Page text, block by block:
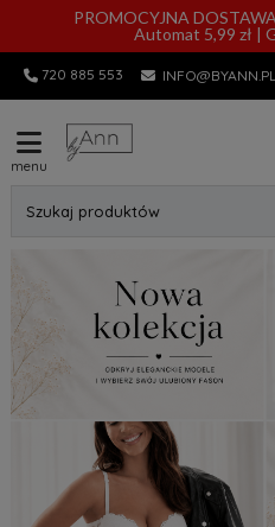
PROMOCYJNA
Automat 5,99 zł |
720 885 553 INFO@BYANN.PL
menu
Szukaj produktów